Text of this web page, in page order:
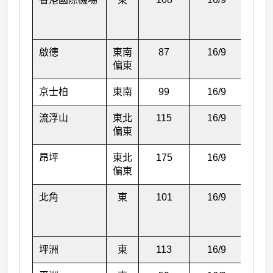
啟德
東南
偏東
87 16/9
京士柏 東南 99 16/9
流浮山
東北
偏東
115 16/9
昂坪
東北
偏東
175 16/9
北角 東 101 16/9
坪洲 東 113 16/9